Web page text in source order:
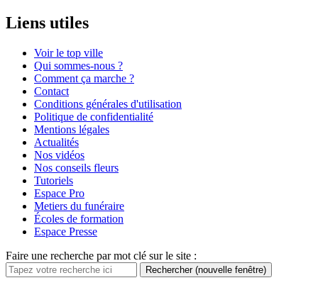
Liens utiles
Voir le top ville
Qui sommes-nous ?
Comment ça marche ?
Contact
Conditions générales d'utilisation
Politique de confidentialité
Mentions légales
Actualités
Nos vidéos
Nos conseils fleurs
Tutoriels
Espace Pro
Metiers du funéraire
Écoles de formation
Espace Presse
Faire une recherche par mot clé sur le site :
Rechercher (nouvelle fenêtre)